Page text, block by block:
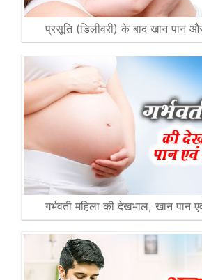
प्रसूति (डिलीवरी) के बाद खान पान
गर्भवती महिला की देखभाल, खान पान